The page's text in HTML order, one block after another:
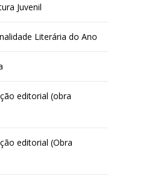
Juvenil
Literária do Ano
editorial (obra
editorial (Obra